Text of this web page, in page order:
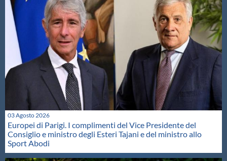
03 Agosto 2026
Europei di Parigi. I complimenti del Vice Presidente del
Consiglio e ministro degli Esteri Tajani e del ministro allo
Sport Abodi